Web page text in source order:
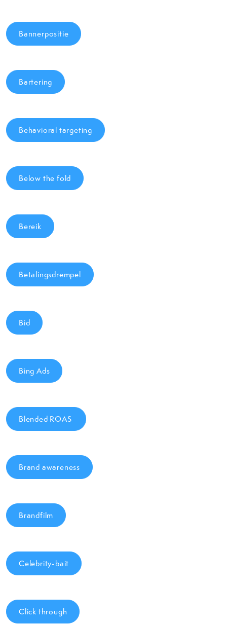
Bannerpositie
Bartering
Behavioral targeting
Below the fold
Bereik
Betalingsdrempel
Bid
Bing Ads
Blended ROAS
Brand awareness
Brandfilm
Celebrity-bait
Click through